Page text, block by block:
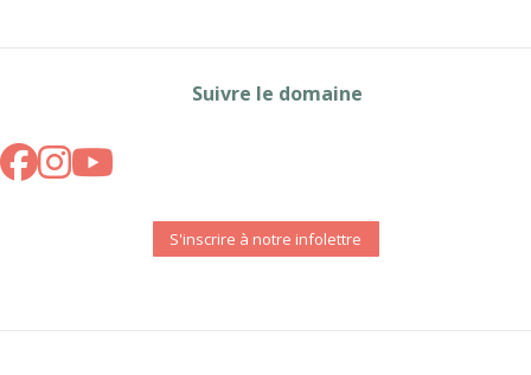
Suivre le domaine
S'inscrire à notre infolettre